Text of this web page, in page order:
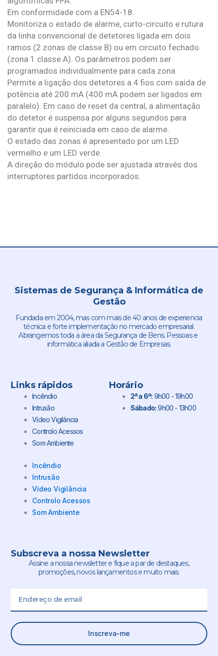
Em conformidade com a EN54-18.
Monitoriza o estado de alarme, curto-circuito e rutura
da linha convencional de detetores ligada em dois
ramos (2 zonas de classe B) ou em circuito fechado
(zona 1 classe A). Os parâmetros podem ser
programados individualmente para cada zona.
Permite a ligação dos detetores a 4 fios com saída de
potência até 200 mA (400 mA podem ser ligados em
paralelo). Em caso de reset da central, a alimentação
do detetor é suspensa por alguns segundos para
garantir que é reiniciada em caso de alarme.
O estado das zonas é apresentado por um LED
vermelho e um LED verde.
A direção do módulo pode ser ajustada através dos
interruptores partidos incorporados.
Sistemas de Segurança & Informática de
Gestão
Fundada em 2004, mas com mais de 40 anos de experiencia
técnica e forte implementação no mercado empresarial.
Abrangemos toda a área da Segurança de Bens. Pessoas e
informática aliada a Gestão de Empresas.
Links rápidos
Incêndio
Intrusão
Vídeo Vigilância
Controlo Acessos
Som Ambiente
Incêndio
Intrusão
Vídeo Vigilância
Controlo Acessos
Som Ambiente
Horário
2ª a 6ª: 9h00 - 19h00
Sábado:9h00 - 13h00
Subscreva a nossa Newsletter
Assine a nossa newsletter e fique a par de destaques,
promoções, novos lançamentos e muito mais.
Inscreva-me